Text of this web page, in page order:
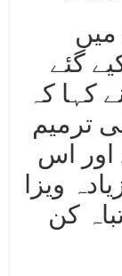
گئے
کہا کہ
ترمیم
اس
7000 سے زیادہ ویزا
کن